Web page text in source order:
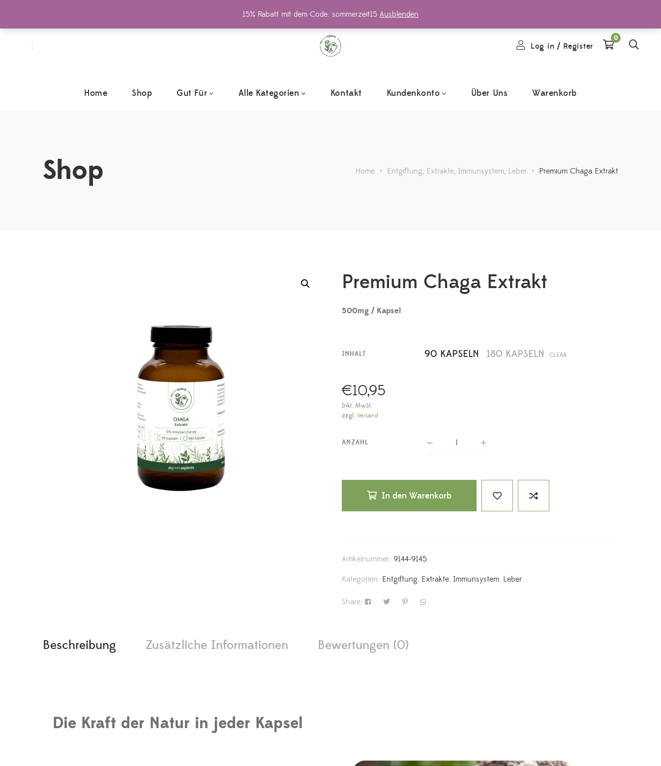
Log in / Register
0
Home Shop Gut Für Alle Kategorien Kontakt Kundenkonto Über Uns Warenkorb
Shop Home > Entgiftung, Extrakte, Immunsystem, Leber > Premium Chaga Extrakt
Premium Chaga Extrakt
500mg / Kapsel
INHALT 90 KAPSELN 180 KAPSELN CLEAR
€10,95
Inkl. MwSt.
zzgl.Versand
ANZAHL
In den Warenkorb
Artikelnummer:9144-9145
Kategorien: Entgiftung, Extrakte,Immunsystem, Leber
Share:
Beschreibung Zusätzliche Informationen Bewertungen (0)
Die Kraft der Natur in jeder Kapsel
15% Rabatt mit dem Code: sommerzeit15 Ausblenden